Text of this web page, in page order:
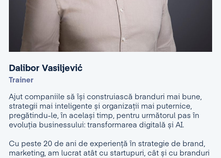
Dalibor Vasiljević
Trainer
Ajut companiile să își construiască branduri mai bune,
strategii mai inteligente și organizații mai puternice,
pregătindu-le, în același timp, pentru următorul pas în
evoluția businessului: transformarea digitală și AI.
Cu peste 20 de ani de experiență în strategie de brand,
marketing, am lucrat atât cu startupuri, cât și cu branduri